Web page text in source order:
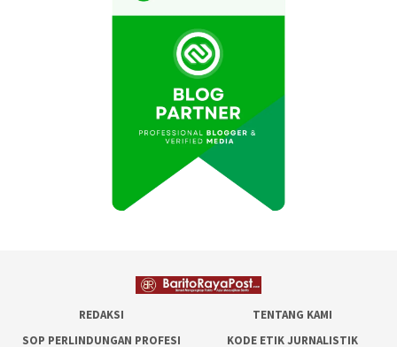
REDAKSI
TENTANG KAMI
SOP PERLINDUNGAN PROFESI
KODE ETIK JURNALISTIK